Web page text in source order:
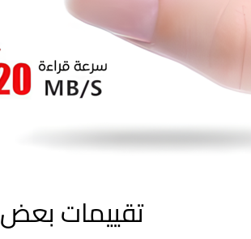
تقييمات بعض